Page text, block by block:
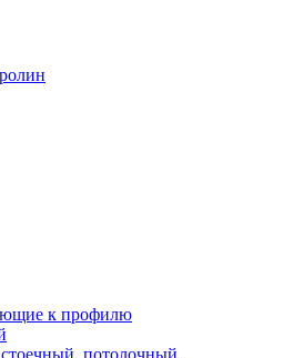
к профилю
потолочный